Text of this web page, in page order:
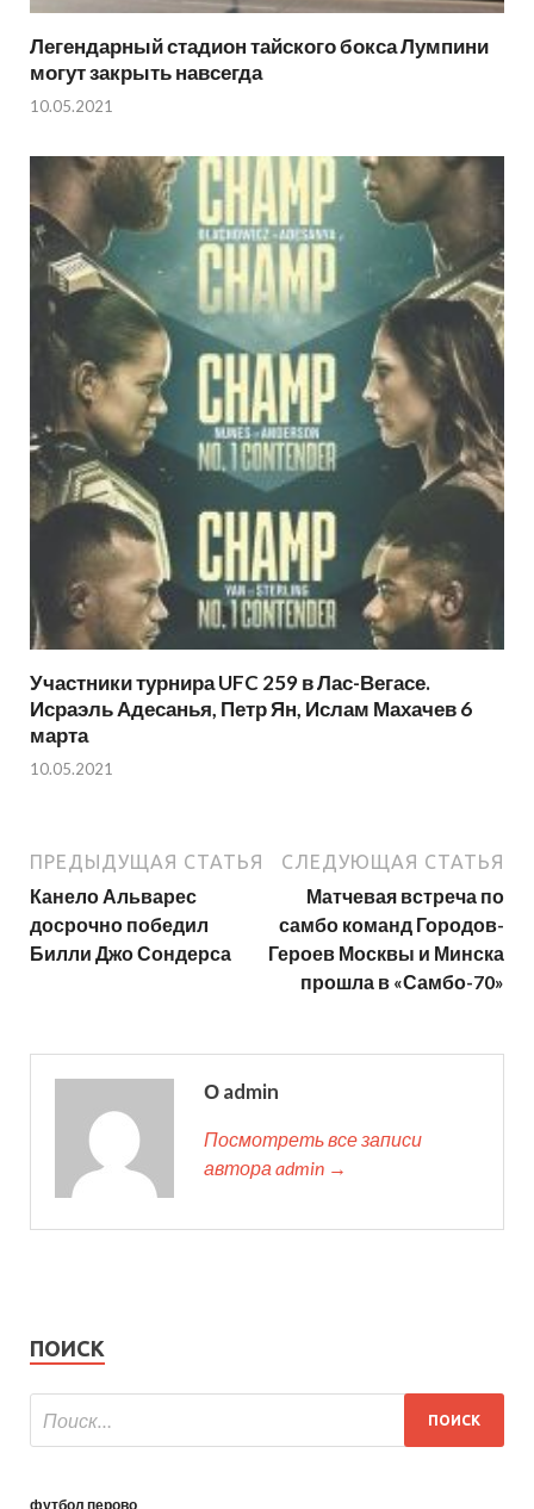
Легендарный стадион тайского бокса Лумпини
могут закрыть навсегда
10.05.2021
Участники турнира UFC 259 в Лас-Вегасе.
Исраэль Адесанья, Петр Ян, Ислам Махачев 6
марта
10.05.2021
ПРЕДЫДУЩАЯ СТАТЬЯ
Канело Альварес
досрочно победил
Билли Джо Сондерса
СЛЕДУЮЩАЯ СТАТЬЯ
Матчевая встреча по
самбо команд Городов-
Героев Москвы и Минска
прошла в «Самбо-70»
О admin
Посмотреть все записи
автора admin →
ПОИСК
футбол перово